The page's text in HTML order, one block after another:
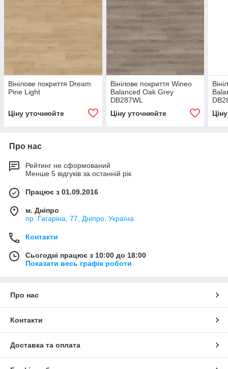
Вінілове покриття Dream
Pine Light
Ціну уточнюйте
Вінілове покриття Wineo
Balanced Oak Grey
DB287WL
Ціну уточнюйте
Про нас
Рейтинг не сформований
Менше 5 відгуків за останній рік
Працює з 01.09.2016
м. Дніпро
пр .Гагаріна, 77, Дніпро, Україна
Контакти
Сьогодні працює з 10:00 до 18:00
Показати весь графік роботи
Про нас
Контакти
Доставка та оплата